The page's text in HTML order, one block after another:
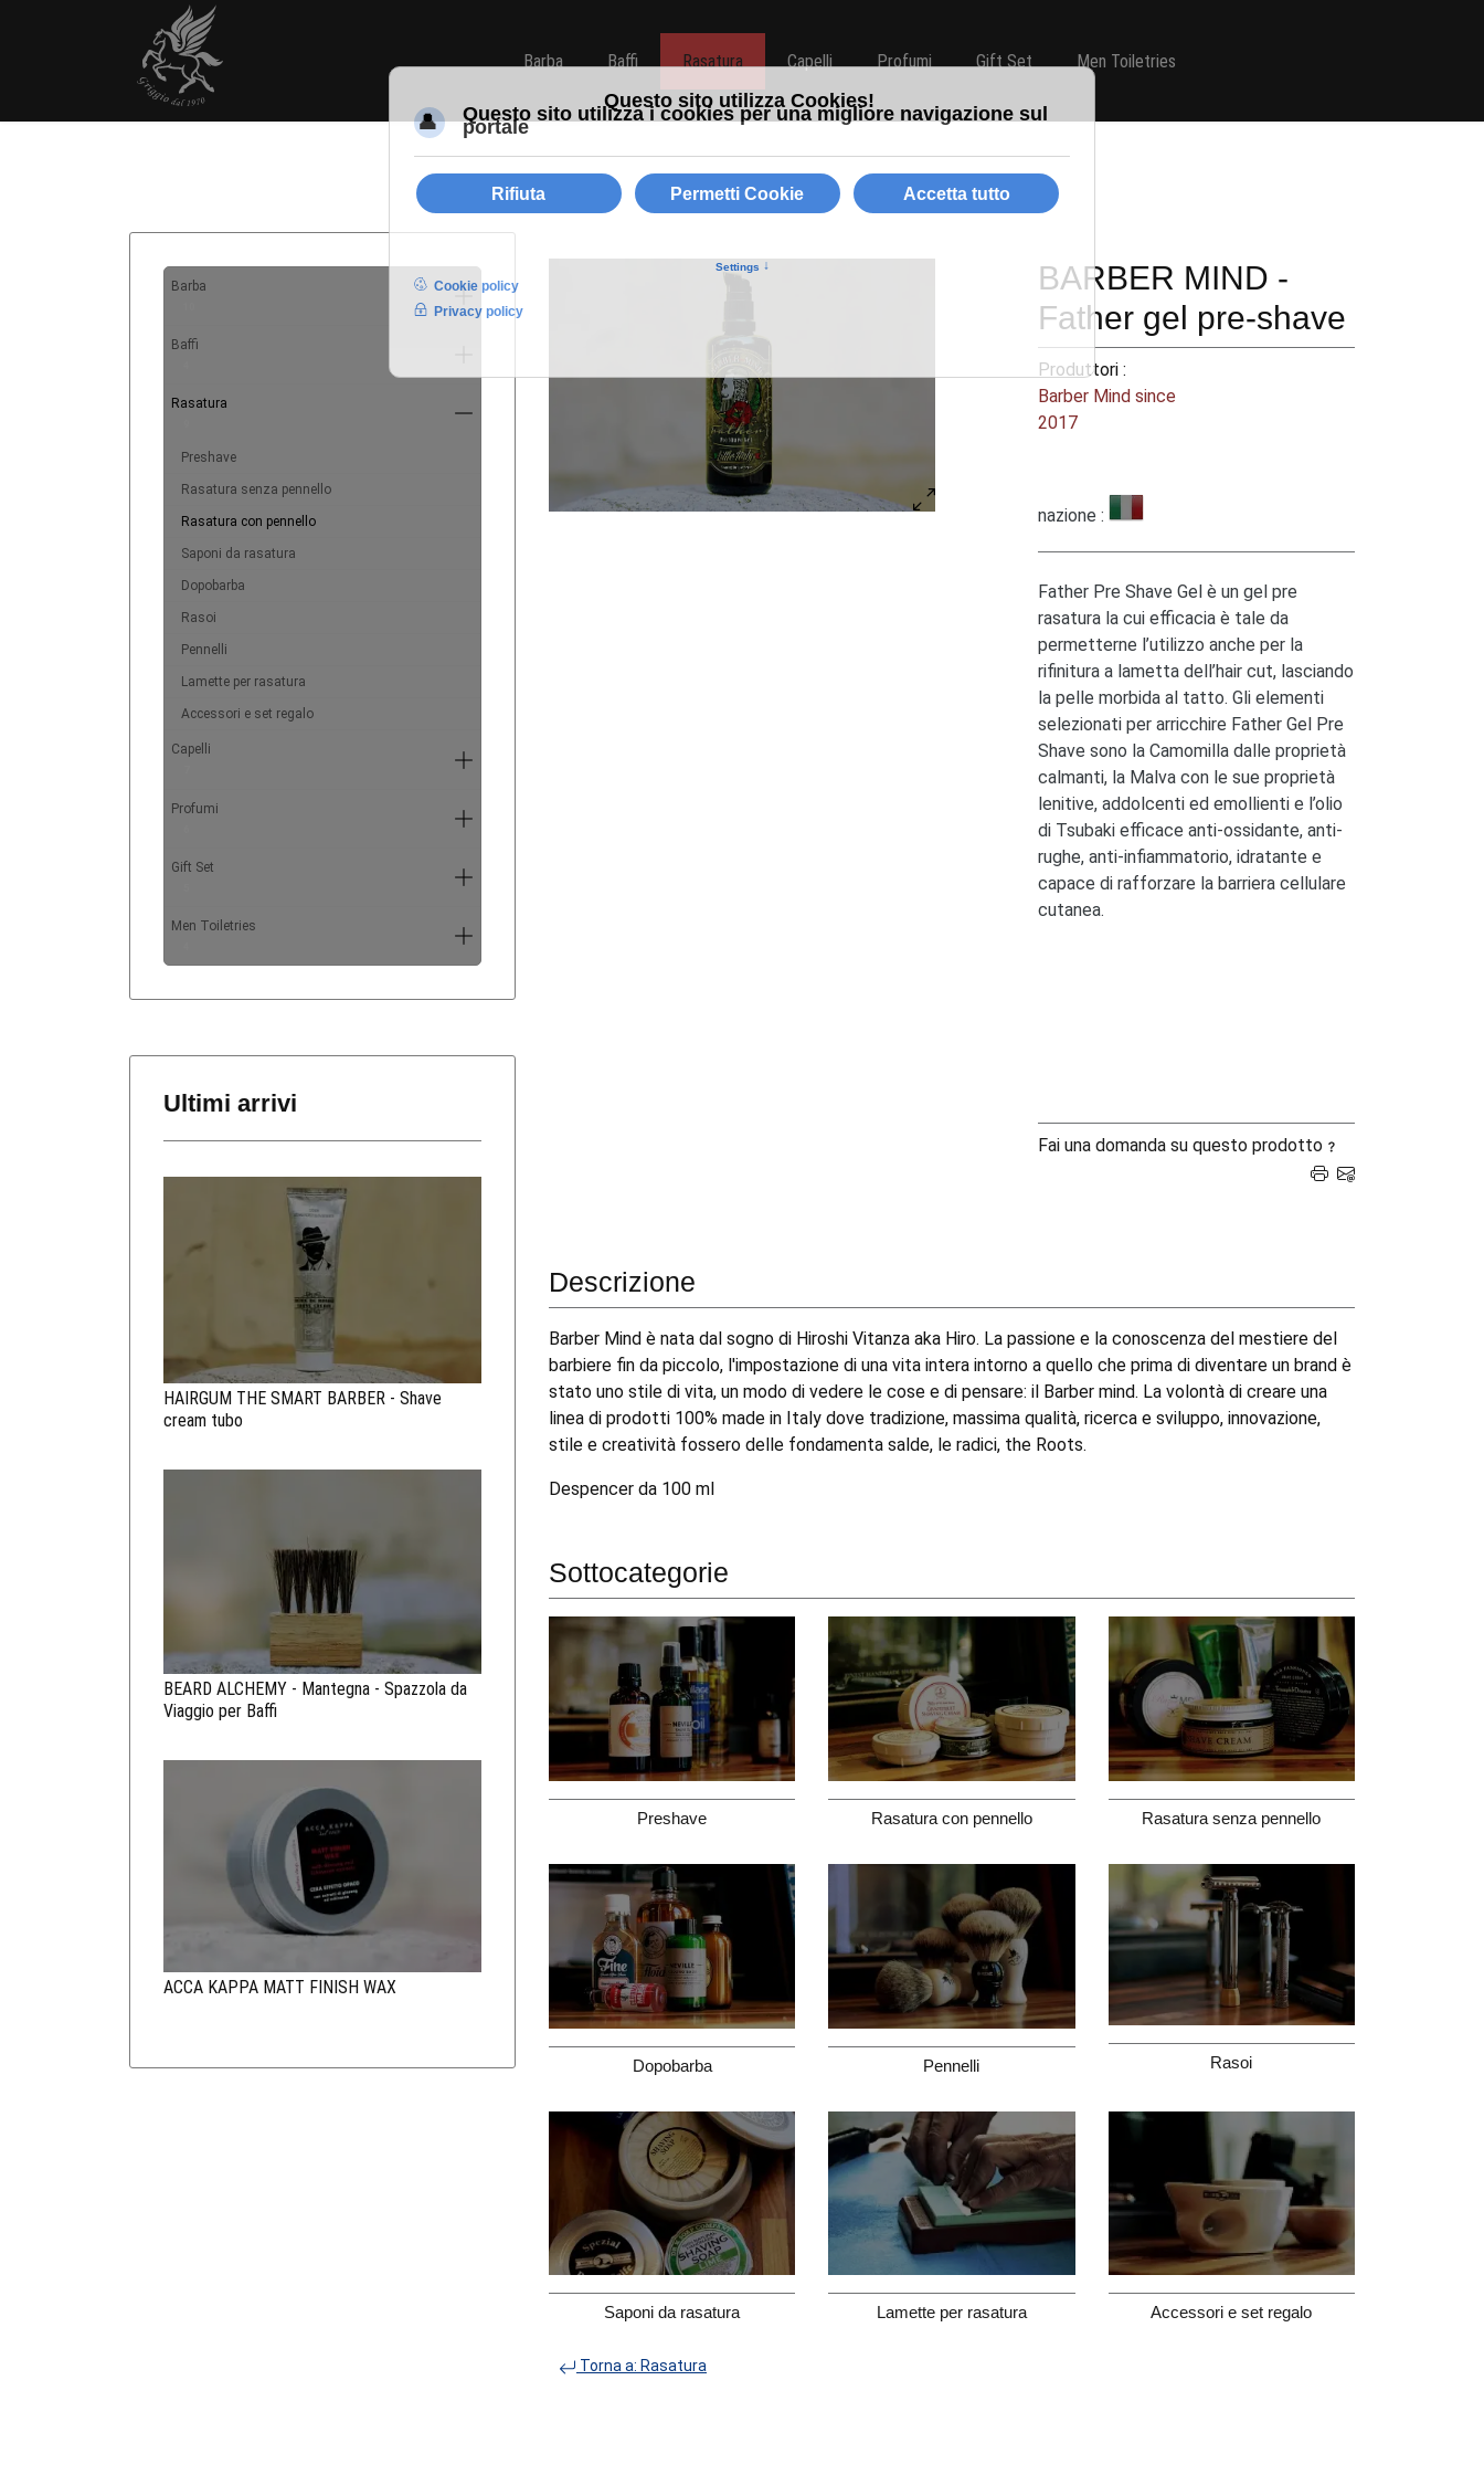
Barba Baffi Rasatura Capelli Profumi Gift Set Men Toiletries
Barba
Baffi
Rasatura
Preshave
Rasatura senza pennello
Rasatura con pennello
Saponi da rasatura
Dopobarba
Rasoi
Pennelli
Lamette per rasatura
Accessori e set regalo
Capelli
Profumi
Gift Set
Men Toiletries
Ultimi arrivi
HAIRGUM THE SMART BARBER - Shave
cream tubo
BEARD ALCHEMY - Mantegna - Spazzola da
Viaggio per Baffi
ACCA KAPPA MATT FINISH WAX
BARBER MIND -
Father gel pre-shave
Produttori :
Barber Mind since
2017
nazione :
Father Pre Shave Gel è un gel pre
rasatura la cui efficacia è tale da
permetterne l’utilizzo anche per la
rifinitura a lametta dell’hair cut, lasciando
la pelle morbida al tatto. Gli elementi
selezionati per arricchire Father Gel Pre
Shave sono la Camomilla dalle proprietà
calmanti, la Malva con le sue proprietà
lenitive, addolcenti ed emollienti e l’olio
di Tsubaki efficace anti-ossidante, anti-
rughe, anti-infiammatorio, idratante e
capace di rafforzare la barriera cellulare
cutanea.
Fai una domanda su questo prodotto
Descrizione
Barber Mind è nata dal sogno di Hiroshi Vitanza aka Hiro. La passione e la conoscenza del mestiere del
barbiere fin da piccolo, l'impostazione di una vita intera intorno a quello che prima di diventare un brand è
stato uno stile di vita, un modo di vedere le cose e di pensare: il Barber mind. La volontà di creare una
linea di prodotti 100% made in Italy dove tradizione, massima qualità, ricerca e sviluppo, innovazione,
stile e creatività fossero delle fondamenta salde, le radici, the Roots.
Despencer da 100 ml
Sottocategorie
Preshave Rasatura con pennello Rasatura senza pennello
Dopobarba Pennelli Rasoi
Saponi da rasatura Lamette per rasatura Accessori e set regalo
Torna a: Rasatura